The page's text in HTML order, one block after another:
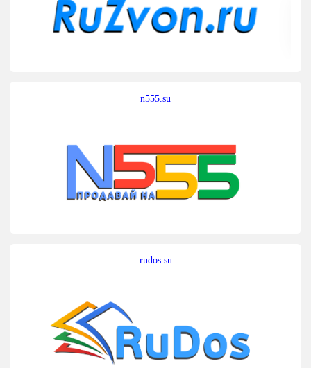
n555.su
rudos.su